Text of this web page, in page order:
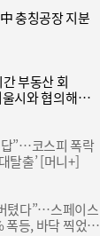
락에 서학개미
충칭공장 지분
부동산 회
시와 협의해야”
”…코스피 폭락
탈출’ [머니+]
텼다”…스페이스
폭등, 바닥 찍었나